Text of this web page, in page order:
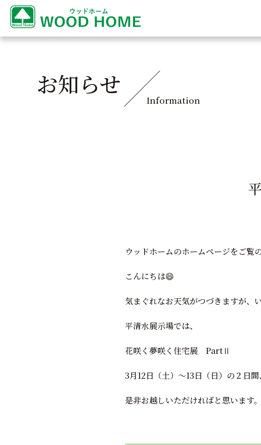
お知らせ
Information
ウッドホームのホームページをご覧の
こんにちは😄
気まぐれなお天気がつづきますが、
平清水展示場では、
花咲く夢咲く住宅展 PartⅡ
3月12日（土）～13日（日）の２日間
是非お越しいただければと思います。